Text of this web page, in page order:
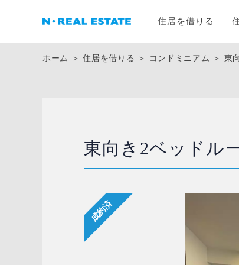
住居を借りる
ホーム ＞住居を借りる ＞ コンドミニアム ＞ 東
東向き2ベッドル